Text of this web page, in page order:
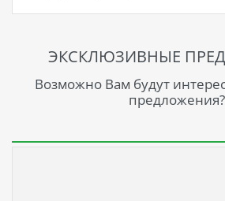
ЭКСКЛЮЗИВНЫЕ
Возможно Вам будут
предложения?